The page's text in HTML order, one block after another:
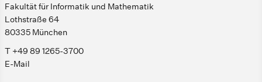
Fakultät für Informatik und Mathematik
Lothstraße 64
80335 München
T +49 89 1265-3700
E-Mail